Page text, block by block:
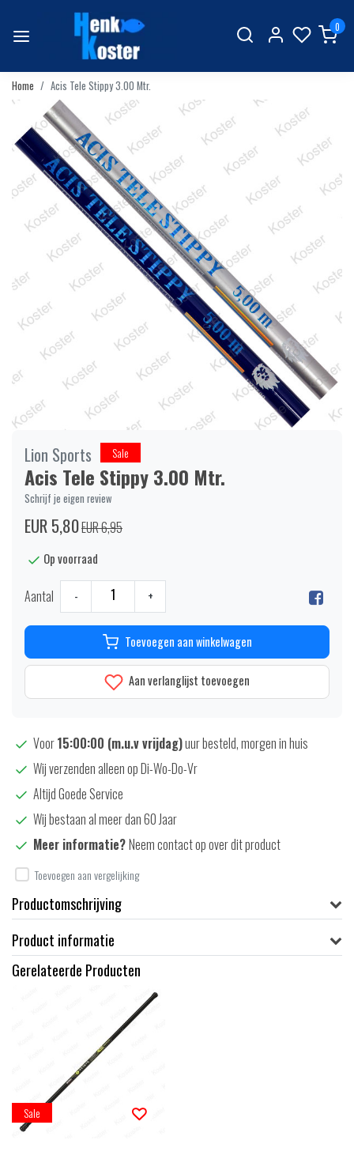
0
Home Acis Tele Stippy 3.00 Mtr.
Lion Sports Sale
Acis Tele Stippy 3.00 Mtr.
Schrijf je eigen review
EUR 5,80EUR 6,95
Op voorraad
Aantal - +
Toevoegen aan winkelwagen
Aan verlanglijst toevoegen
Voor15:00:00 (m.u.v vrijdag)uur besteld, morgen in huis
Wij verzenden alleen op Di-Wo-Do-Vr
Altijd Goede Service
Wij bestaan al meer dan 60 Jaar
Meer informatie?Neem contact op over dit product
Toevoegen aan vergelijking
Productomschrijving
Product informatie
Gerelateerde Producten
Sale